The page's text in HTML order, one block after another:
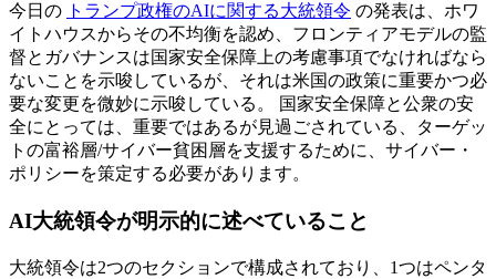
今日の トランプ政権のAIに関する大統領令 の発表は、ホワ
イトハウスからその不均衡を認め、フロンティアモデルの監
督とガバナンスは国家安全保障上の考慮事項でなければなら
ないことを示唆しているが、それは米国の政策に重要かつ必
要な変更を微妙に示唆している。 国家安全保障と公衆の安
全にとっては、重要ではあるが見過ごされている、ターゲッ
トの富裕層/サイバー貧困層を支援するために、サイバー・
ポリシーを策定する必要があります。
AI大統領令が明示的に述べていること
大統領令は2つのセクションで構成されており、1つはペンタ